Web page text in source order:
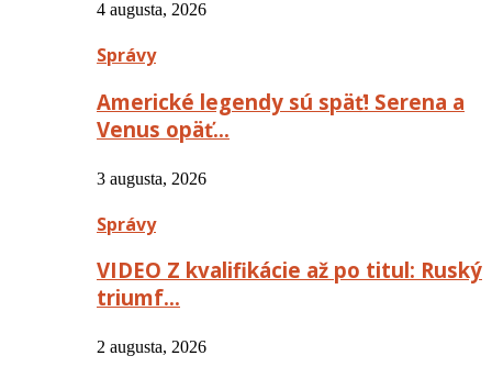
4 augusta, 2026
Správy
Americké legendy sú späť! Serena a
Venus opäť…
3 augusta, 2026
Správy
VIDEO Z kvalifikácie až po titul: Ruský
triumf…
2 augusta, 2026